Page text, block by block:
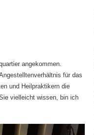
angekommen.
für das
und Heilpraktikern die
vielleicht wissen, bin ich